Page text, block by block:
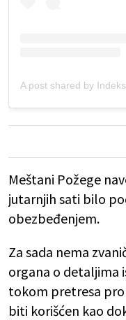
Meštani Požege
jutarnjih sati bilo
obezbeđenjem.
Za sada nema
organa o detaljima
tokom pretresa
biti korišćen kao